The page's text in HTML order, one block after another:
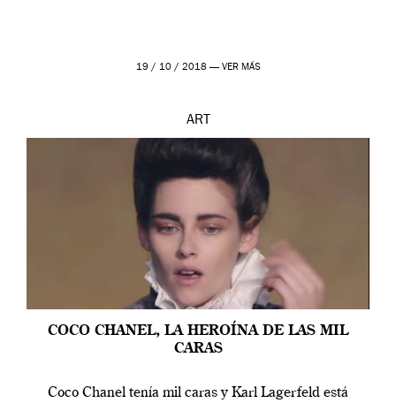
19 / 10 / 2018 — VER MÁS
ART
COCO CHANEL, LA HEROÍNA DE LAS MIL
CARAS
Coco Chanel tenía mil caras y Karl Lagerfeld está